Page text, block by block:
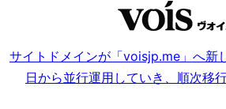
サイトドメインが「voisjp.me」へ新
日から並行運用していき、順次移